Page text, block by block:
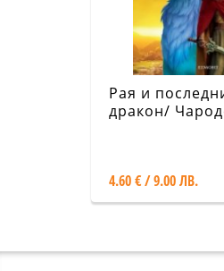
Рая и
дракон/
4.60 € / 9.00 ЛВ.